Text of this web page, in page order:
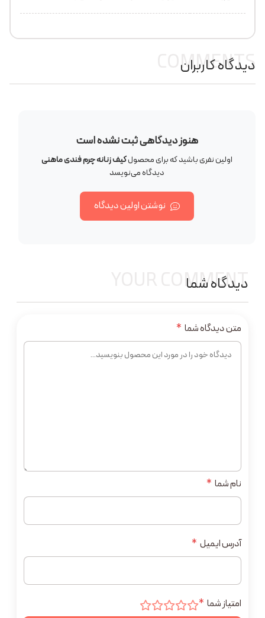
دیدگاه کاربران
COMMENTS
هنوز دیدگاهی ثبت نشده است
اولین نفری باشید که برای محصولکیف زنانه چرم فندی ماهنی
دیدگاه می‌نویسد
نوشتن اولین دیدگاه
دیدگاه شما
YOUR COMMENT
نام شما *
آدرس ایمیل *
امتیاز شما *
متن دیدگاه شما *